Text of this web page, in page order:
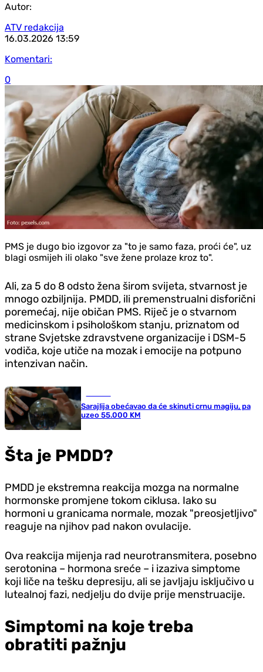
Autor:
ATV redakcija
16.03.2026 13:59
Komentari:
0
PMS je dugo bio izgovor za "to je samo faza, proći će", uz
blagi osmijeh ili olako "sve žene prolaze kroz to".
Ali, za 5 do 8 odsto žena širom svijeta, stvarnost je
mnogo ozbiljnija. PMDD, ili premenstrualni disforični
poremećaj, nije običan PMS. Riječ je o stvarnom
medicinskom i psihološkom stanju, priznatom od
strane Svjetske zdravstvene organizacije i DSM-5
vodiča, koje utiče na mozak i emocije na potpuno
intenzivan način.
Sarajlija obećavao da će skinuti crnu magiju, pa
uzeo 55.000 KM
Šta je PMDD?
PMDD je ekstremna reakcija mozga na normalne
hormonske promjene tokom ciklusa. Iako su
hormoni u granicama normale, mozak "preosjetljivo"
reaguje na njihov pad nakon ovulacije.
Ova reakcija mijenja rad neurotransmitera, posebno
serotonina – hormona sreće – i izaziva simptome
koji liče na tešku depresiju, ali se javljaju isključivo u
lutealnoj fazi, nedjelju do dvije prije menstruacije.
Simptomi na koje treba
obratiti pažnju